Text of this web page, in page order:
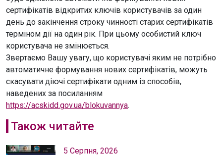
сертифікатів відкритих ключів користувачів за один
день до закінчення строку чинності старих сертифікатів
терміном дії на один рік. При цьому особистий ключ
користувача не змінюється.
Звертаємо Вашу увагу, що користувачі яким не потрібно
автоматичне формування нових сертифікатів, можуть
скасувати діючі сертифікати одним із способів,
наведених за посиланням
https://acskidd.gov.ua/blokuvannya.
Також читайте
5 Серпня, 2026